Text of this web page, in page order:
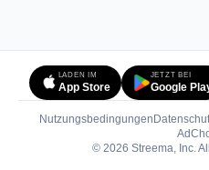
LADEN IM
App Store
JETZT BEI
Google
Nutzungsbedingungen
© 2026 Streema, Inc.